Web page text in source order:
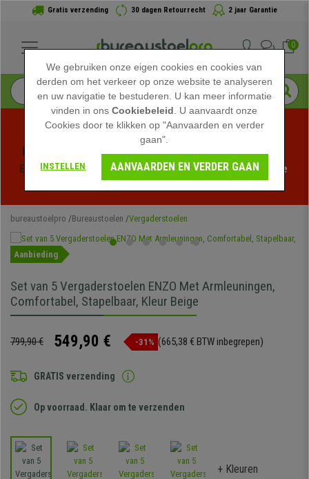
Gratis verzending 30 dagen Retourrecht 2 jaar Garantie
0
Profiteer van de Zomeruitverkoop bij bureaustoelpro!
Exclusieve kortingen voor een beperkte tijd - Bekijk de
bureaustoelpro Bureaustoelen Vergaderstoelen
Aanbieding
Set van 5 Vergaderstoelen ENZO Met Armleuningen,
Comfortabel, Stapelbaar, Kleur Beige
799,90 € 549,90 € -31% (665,38 € BTW inbegrepen)
GRATIS verzending
Op voorraad. Klaar om te verzenden
+ Kleuren
We gebruiken onze eigen cookies en cookies van
derden om het verkeer op onze website te analyseren
en uw navigatie te bestuderen. U kan meer informatie
vinden in onsCookiebeleid . U aanvaardt onze
Cookies door te klikken op "Aanvaarden en verder
gaan".
INSTELLEN AANVAARDEN EN VERDER GAAN